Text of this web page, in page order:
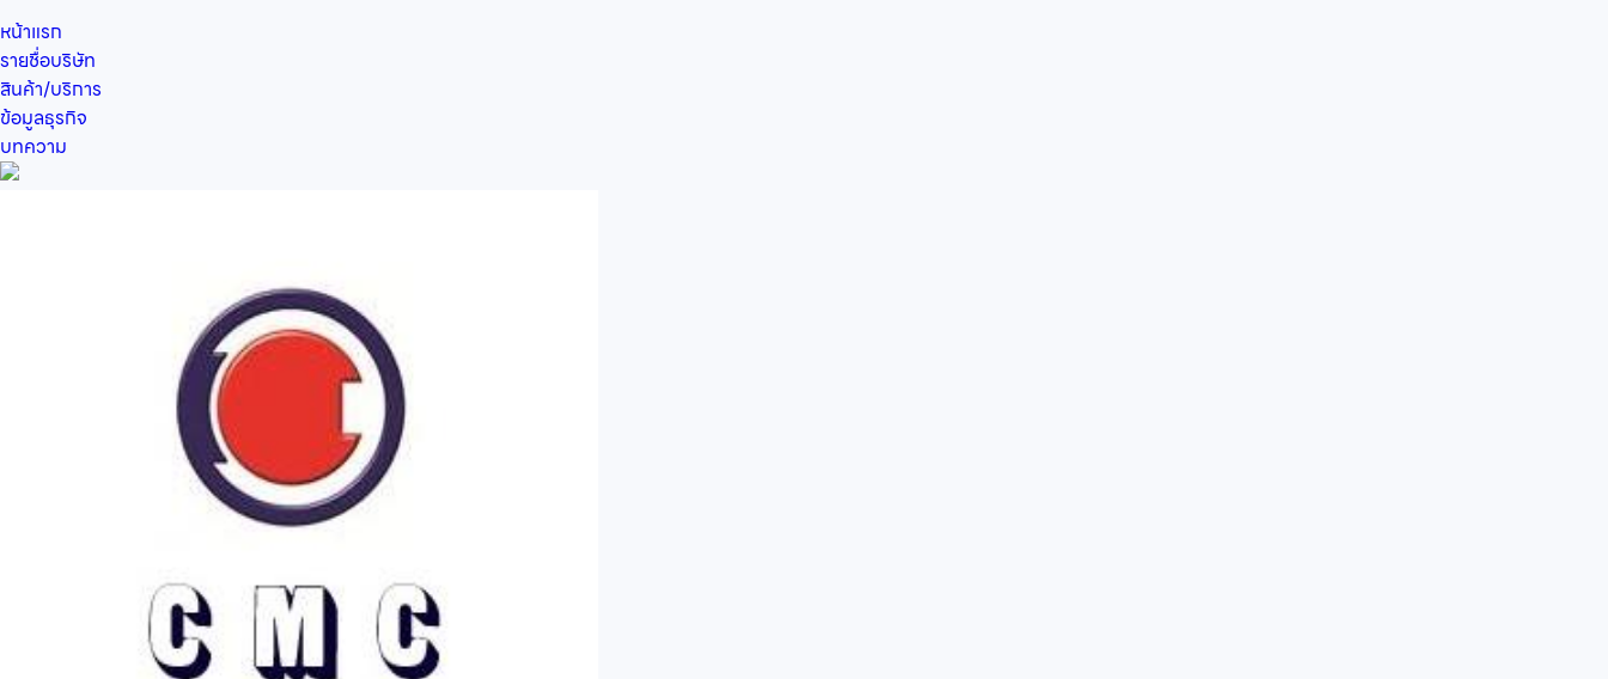
หน้าแรก
รายชื่อบริษัท
สินค้า/บริการ
ข้อมูลธุรกิจ
บทความ